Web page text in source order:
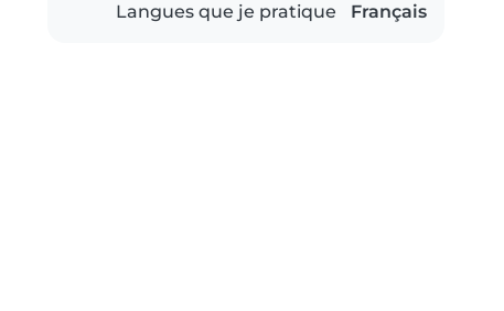
Langues que je pratique Français